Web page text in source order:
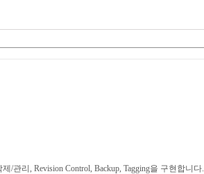
관리, Revision Control, Backup, Tagging을 구현합니다.